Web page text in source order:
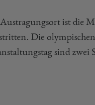
ist die
Die olympischen
sind zwei